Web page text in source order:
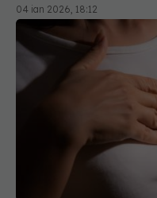
04 ian 2026, 18:12